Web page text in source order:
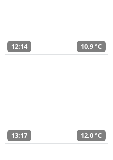
12:14 10,9 °C
13:17 12,0 °C